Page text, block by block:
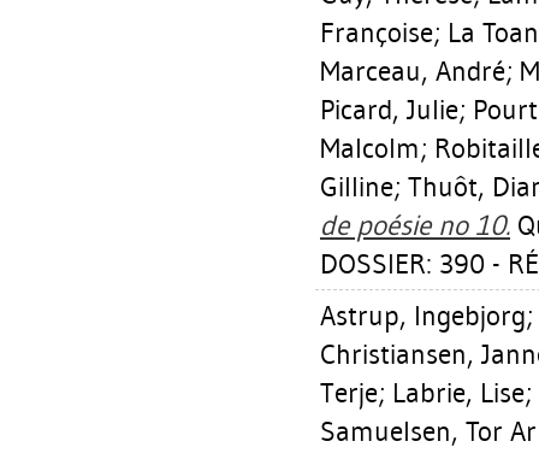
Françoise; La
Marceau, André;
Picard, Julie;
Malcolm;
Gilline; Thuôt,
de poésie no 10.
DOSSIER: 390 -
Astrup, Ingebjorg;
Christiansen,
Terje; Labrie, Lise;
Samuelsen, Tor